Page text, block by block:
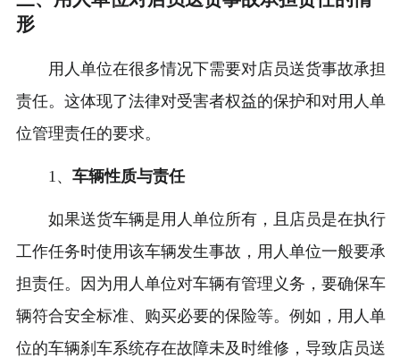
形
用人单位在很多情况下需要对店员送货事故承担
责任。这体现了法律对受害者权益的保护和对用人单
位管理责任的要求。
1、 车辆性质与责任
如果送货车辆是用人单位所有，且店员是在执行
工作任务时使用该车辆发生事故，用人单位一般要承
担责任。因为用人单位对车辆有管理义务，要确保车
辆符合安全标准、购买必要的保险等。例如，用人单
位的车辆刹车系统存在故障未及时维修，导致店员送